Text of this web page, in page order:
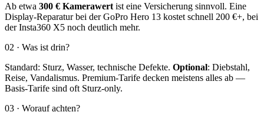
Ab etwa 300 € Kamerawert ist eine Versicherung sinnvoll. Eine
Display-Reparatur bei der GoPro Hero 13 kostet schnell 200 €+, bei
der Insta360 X5 noch deutlich mehr.
02 · Was ist drin?
Standard: Sturz, Wasser, technische Defekte. Optional: Diebstahl,
Reise, Vandalismus. Premium-Tarife decken meistens alles ab —
Basis-Tarife sind oft Sturz-only.
03 · Worauf achten?